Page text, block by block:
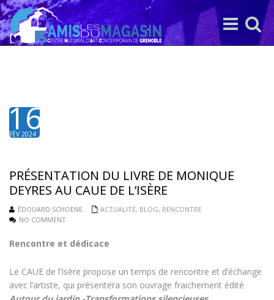
Toggle
search
Toggle
navigation
16
FÉV 2024
PRÉSENTATION DU LIVRE DE MONIQUE
DEYRES AU CAUE DE L’ISÈRE
ÉDOUARD SCHOENE ACTUALITÉ, BLOG, RENCONTRE
NO COMMENT
Rencontre et dédicace
Le CAUE de l’Isère propose un temps de rencontre et d’échange
avec l’artiste, qui présentera son ouvrage fraichement édité